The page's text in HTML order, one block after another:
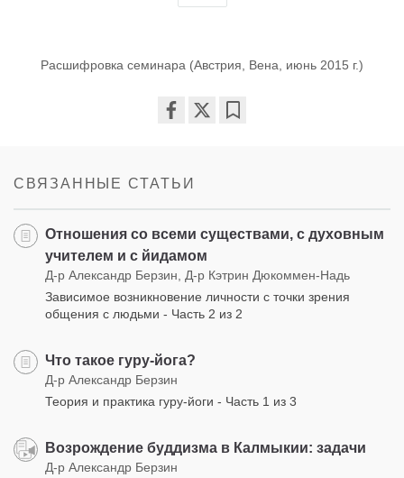
Расшифровка семинара (Австрия, Вена, июнь 2015 г.)
СВЯЗАННЫЕ СТАТЬИ
Отношения со всеми существами, с духовным
учителем и с йидамом
Д-р Александр Берзин, Д-р Кэтрин Дюкоммен-Надь
Зависимое возникновение личности с точки зрения
общения с людьми - Часть 2 из 2
Что такое гуру-йога?
Д-р Александр Берзин
Теория и практика гуру-йоги - Часть 1 из 3
Возрождение буддизма в Калмыкии: задачи
Д-р Александр Берзин